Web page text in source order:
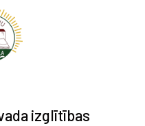
izglītības